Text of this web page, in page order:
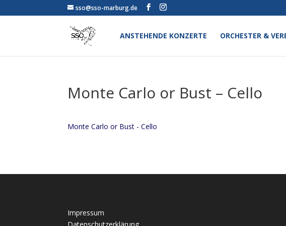
sso@sso-marburg.de
ANSTEHENDE KONZERTE ORCHESTER &
Monte Carlo or Bust – Cello
Monte Carlo or Bust - Cello
Impressum
Datenschutzerklärung